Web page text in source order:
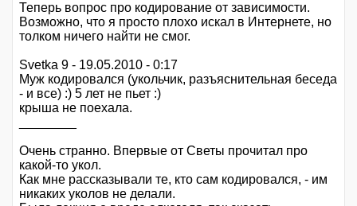
Теперь вопрос про кодирование от зависимости.
Возможно, что я просто плохо искал в Интернете, но
толком ничего найти не смог.
Svetka 9 - 19.05.2010 - 0:17
Муж кодировался (укольчик, разъяснительная беседа
- и все) :) 5 лет не пьет :)
крыша не поехала.
Очень странно. Впервые от Светы прочитал про
какой-то укол.
Как мне рассказывали те, кто сам кодировался, - им
никаких уколов не делали.